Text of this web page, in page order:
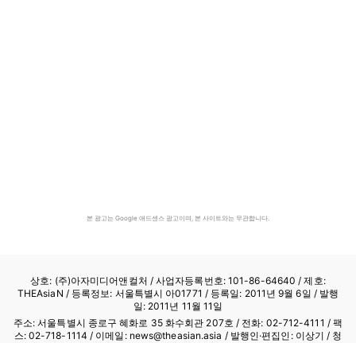
본 광고는 Google 애드센스 광고이며, 본 사이트와는 무관합니다.
상호: (주)아자미디어앤컬처 /사업자등록번호: 101-86-64640 / 제호:
THEAsiaN / 등록정보: 서울특별시 아01771 / 등록일: 2011년 9월 6일 / 발행
일: 2011년 11월 11일
주소: 서울특별시 종로구 혜화로 35 화수회관 207호 / 전화: 02-712-4111 / 팩
스: 02-718-1114 / 이메일: news@theasian.asia / 발행인·편집인: 이상기 / 청